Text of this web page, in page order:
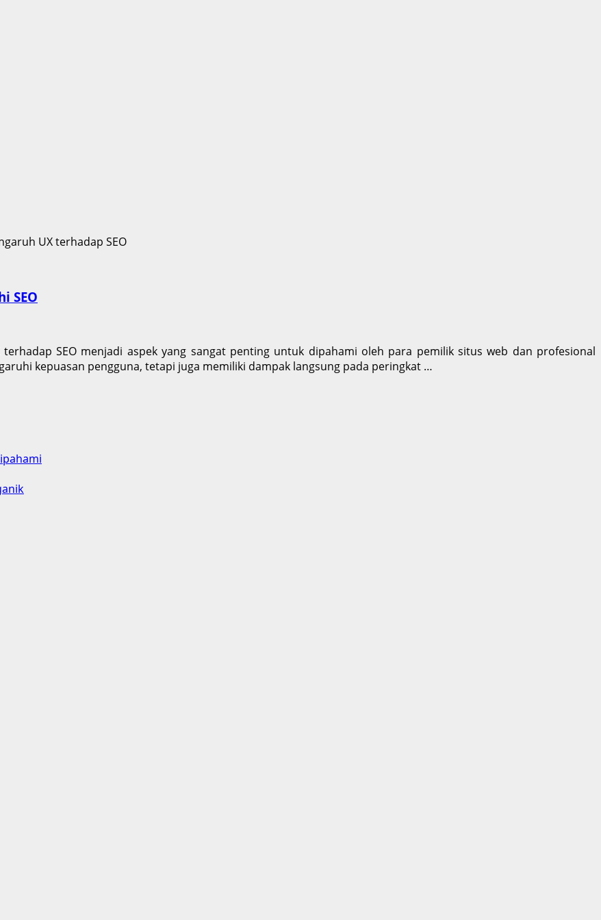
SEO
SEO menjadi aspek yang sangat penting untuk dipahami oleh para pemilik situs web dan profesional
kepuasan pengguna, tetapi juga memiliki dampak langsung pada peringkat …